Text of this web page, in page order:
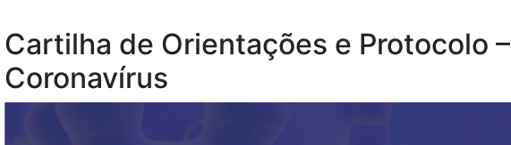
Cartilha de Orientações e Protocolo –
Coronavírus